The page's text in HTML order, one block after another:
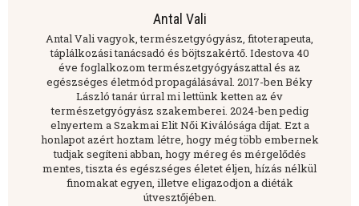
Antal Vali
Antal Vali vagyok, természetgyógyász, fitoterapeuta,
táplálkozási tanácsadó és böjtszakértő. Idestova 40
éve foglalkozom természetgyógyászattal és az
egészséges életmód propagálásával. 2017-ben Béky
László tanár úrral mi lettünk ketten az év
természetgyógyász szakemberei. 2024-ben pedig
elnyertem a Szakmai Elit Női Kiválósága díjat. Ezt a
honlapot azért hoztam létre, hogy még több embernek
tudjak segíteni abban, hogy méreg és mérgelődés
mentes, tiszta és egészséges életet éljen, hízás nélkül
finomakat egyen, illetve eligazodjon a diéták
útvesztőjében.